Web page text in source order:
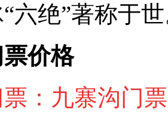
六绝”著称于
价格
：九寨沟门票